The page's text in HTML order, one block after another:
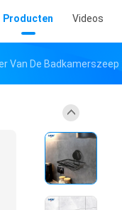
Producten Videos
Van De Badkamerszeep